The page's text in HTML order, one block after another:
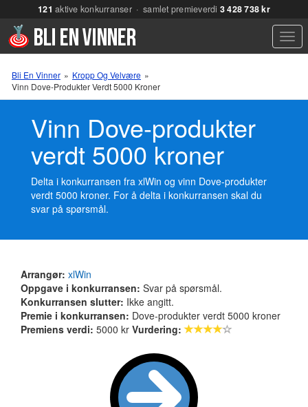
121 aktive konkurranser · samlet premieverdi 3 428 738 kr
Bli En Vinner » Kropp Og Velvære »
Vinn Dove-Produkter Verdt 5000 Kroner
Vinn Dove-produkter
verdt 5000 kroner
Delta i konkurransen fra xlWin og vinn Dove-produkter
verdt 5000 kroner. For å delta i konkurransen skal du
svar på spørsmål.
Arrangør: xlWin
Oppgave i konkurransen: Svar på spørsmål.
Konkurransen slutter: Ikke angitt.
Premie i konkurransen: Dove-produkter verdt 5000 kroner
Premiens verdi: 5000 kr Vurdering: